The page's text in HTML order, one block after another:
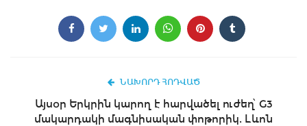
ՆԱԽՈՐԴ ՀՈԴՎԱԾ
Այսօր Երկրին կարող է հարվածել ուժեղ՝ G3
մակարդակի մագնիսական փոթորիկ. Լևոն